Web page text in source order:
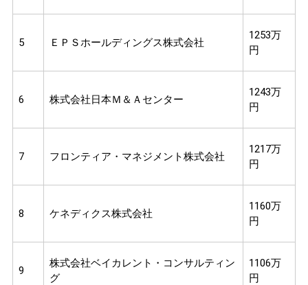
5 ＥＰＳホールディングス株式会社
1253万
円
6 株式会社日本Ｍ＆Ａセンター
1243万
円
7 フロンティア・マネジメント株式会社
1217万
円
8 ケネディクス株式会社
1160万
円
9
株式会社ベイカレント・コンサルティン
グ
1106万
円